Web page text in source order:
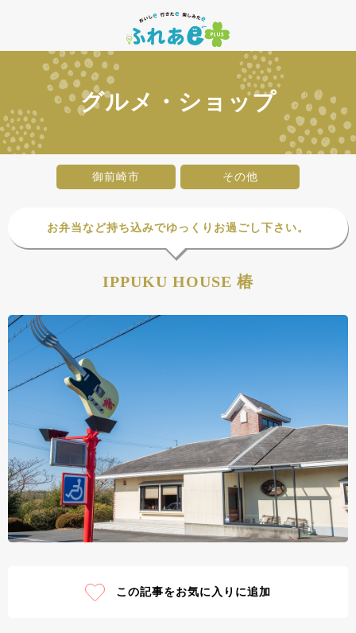
グルメ・ショップ
御前崎市 その他
お弁当など持ち込みでゆっくりお過ごし下さい。
IPPUKU HOUSE 椿
この記事をお気に入りに追加